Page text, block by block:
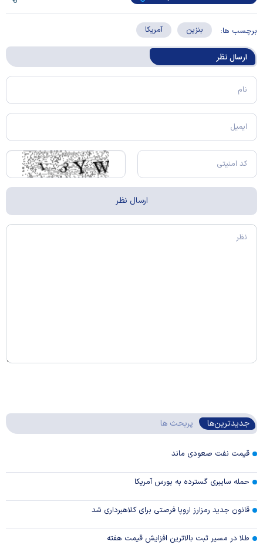
برچسب ها: بنزین آمریکا
ارسال‌ نظر
جدیدترین‌ها پربحث ها
قیمت نفت صعودی ماند
حمله سایبری گسترده به بورس آمریکا
قانون جدید رمزارز اروپا فرصتی برای کلاهبرداری شد
طلا در مسیر ثبت بالاترین افزایش قیمت هفته